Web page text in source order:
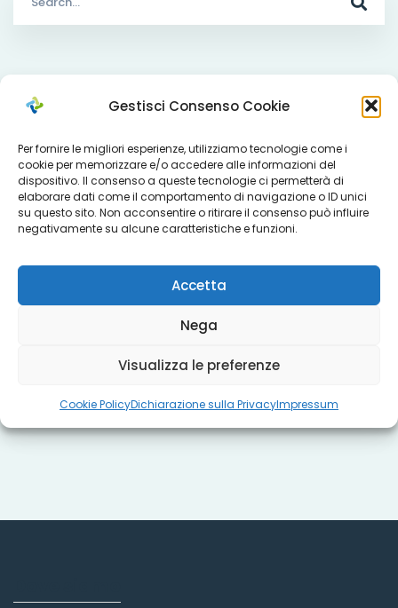
Gestisci Consenso Cookie
Per fornire le migliori esperienze, utilizziamo tecnologie come i
cookie per memorizzare e/o accedere alle informazioni del
dispositivo. Il consenso a queste tecnologie ci permetterà di
elaborare dati come il comportamento di navigazione o ID unici
su questo sito. Non acconsentire o ritirare il consenso può influire
negativamente su alcune caratteristiche e funzioni.
Accetta
Nega
Visualizza le preferenze
Cookie PolicyDichiarazione sulla PrivacyImpressum
for:
Che cosa facciamo
Servizi
Titoli sociali